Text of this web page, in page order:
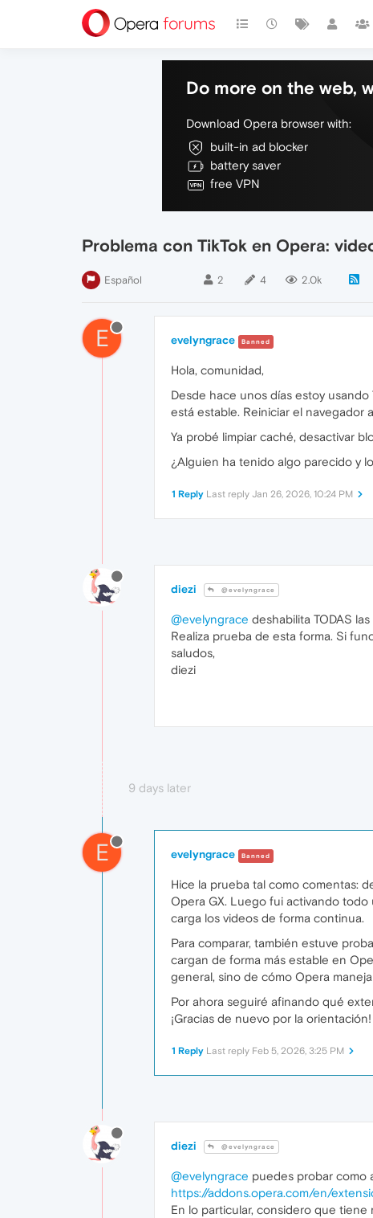
Do more on the web,
Download Opera browser with:
built-in ad blocker
battery saver
free VPN
Problema con TikTok en Opera:
Español 2 4 2.0k
E evelyngrace Banned
Hola, comunidad,
Desde hace unos días estoy
está estable. Reiniciar el navegador
Ya probé limpiar caché, desactivar
¿Alguien ha tenido algo parecido y
1 Reply Last reply Jan 26, 2026, 10:24 PM
diezi @evelyngrace
@evelyngrace deshabilita TODAS
Realiza prueba de esta forma. Si
saludos,
diezi
9 days later
E evelyngrace Banned
Hice la prueba tal como comentas:
Opera GX. Luego fui activando
carga los videos de forma continua.
Para comparar, también estuve
cargan de forma más estable en
general, sino de cómo Opera
Por ahora seguiré afinando qué
¡Gracias de nuevo por la orientación!
1 Reply Last reply Feb 5, 2026, 3:25 PM
diezi @evelyngrace
@evelyngrace puedes probar como
https://addons.opera.com/en/
En lo particular, considero que